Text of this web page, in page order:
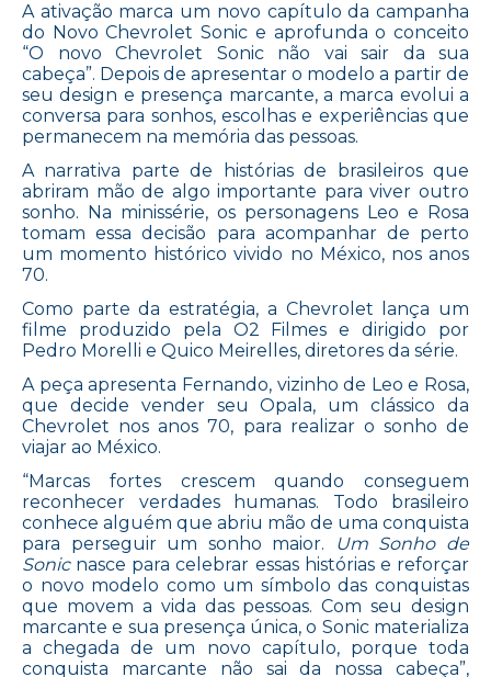
A ativação marca um novo capítulo da campanha
do Novo Chevrolet Sonic e aprofunda o conceito
“O novo Chevrolet Sonic não vai sair da sua
cabeça”. Depois de apresentar o modelo a partir de
seu design e presença marcante, a marca evolui a
conversa para sonhos, escolhas e experiências que
permanecem na memória das pessoas.
A narrativa parte de histórias de brasileiros que
abriram mão de algo importante para viver outro
sonho. Na minissérie, os personagens Leo e Rosa
tomam essa decisão para acompanhar de perto
um momento histórico vivido no México, nos anos
70.
Como parte da estratégia, a Chevrolet lança um
filme produzido pela O2 Filmes e dirigido por
Pedro Morelli e Quico Meirelles, diretores da série.
A peça apresenta Fernando, vizinho de Leo e Rosa,
que decide vender seu Opala, um clássico da
Chevrolet nos anos 70, para realizar o sonho de
viajar ao México.
“Marcas fortes crescem quando conseguem
reconhecer verdades humanas. Todo brasileiro
conhece alguém que abriu mão de uma conquista
para perseguir um sonho maior.
Um Sonho de
Sonic nasce para celebrar essas histórias e reforçar
o novo modelo como um símbolo das conquistas
que movem a vida das pessoas. Com seu design
marcante e sua presença única, o Sonic materializa
a chegada de um novo capítulo, porque toda
conquista marcante não sai da nossa cabeça”,